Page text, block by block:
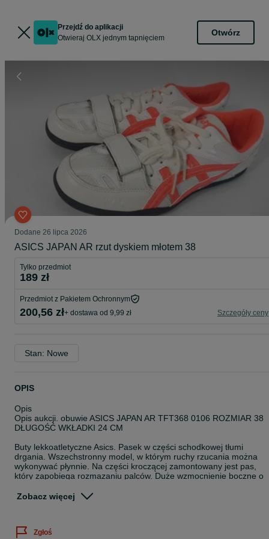
Przejdź do aplikacji
Otwieraj OLX jednym tapnięciem
Otwórz
Dodane 26 lipca 2026
ASICS JAPAN AR rzut dyskiem młotem 38
Tylko przedmiot
189 zł
Przedmiot z Pakietem Ochronnym
200,56 zł+ dostawa od 9,99 zł Szczegóły ceny
Stan: Nowe
OPIS
Opis
Opis aukcji. obuwie ASICS JAPAN AR TFT368 0106 ROZMIAR 38
DŁUGOŚĆ WKŁADKI 24 CM
Buty lekkoatletyczne Asics. Pasek w części schodkowej tłumi
drgania. Wszechstronny model, w którym ruchy rzucania można
wykonywać płynnie. Na części kroczącej zamontowany jest pas,
który zapobiega rozmazaniu palców. Duże wzmocnienie boczne o
środka ciężkości. Przyjęta podeszwa AR, która może odpowiadać 3
ścieranie (w porównaniu z naszą firmą), a jednocześnie ma
Zobacz więcej
Zgłoś